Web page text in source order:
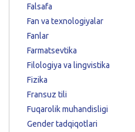
Falsafa
Fan va texnologiyalar
Fanlar
Farmatsevtika
Filologiya va lingvistika
Fizika
Fransuz tili
Fuqarolik muhandisligi
Gender tadqiqotlari